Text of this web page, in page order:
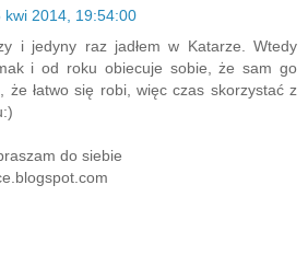
kwi 2014, 19:54:00
i jedyny raz jadłem w Katarze. Wtedy
i od roku obiecuje sobie, że sam go
że łatwo się robi, więc czas skorzystać z
do siebie